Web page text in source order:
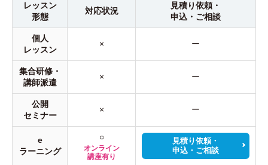
レッスン
形態
対応状況
見積り依頼・
申込・ご相談
個人
レッスン
× ー
集合研修・
講師派遣
× ー
公開
セミナー
× ー
e
ラーニング
○
オンライン
講座有り
見積り依頼・
申込・ご相談